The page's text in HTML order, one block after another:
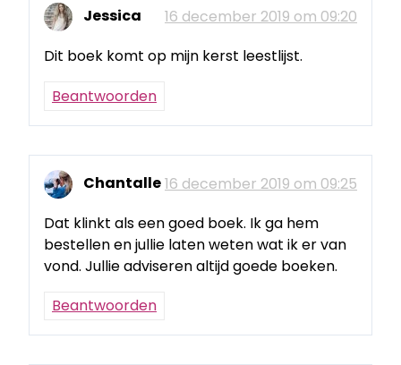
Jessica
16 december 2019 om 09:20
Dit boek komt op mijn kerst leestlijst.
Beantwoorden
Chantalle16 december 2019 om 09:25
Dat klinkt als een goed boek. Ik ga hem
bestellen en jullie laten weten wat ik er van
vond. Jullie adviseren altijd goede boeken.
Beantwoorden